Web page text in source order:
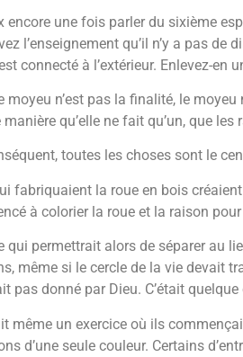
encore une fois parler du sixième
l’enseignement qu’il n’y a pas
connecté à l’extérieur. Enlevez-en
moyeu n’est pas la finalité, le
manière qu’elle ne fait qu’un, que
toutes les choses sont le
fabriquaient la roue en bois
à colorier la roue et la raison
qui permettrait alors de séparer au
même si le cercle de la vie devait
pas donné par Dieu. C’était
même un exercice où ils
d’une seule couleur. Certains